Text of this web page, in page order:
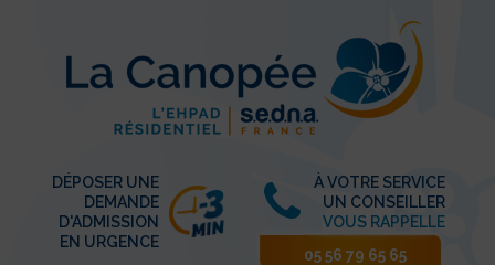
DÉPOSER UNE
DEMANDE
D'ADMISSION
EN URGENCE
À VOTRE SERVICE
UN CONSEILLER
VOUS RAPPELLE
05 56 79 65 65